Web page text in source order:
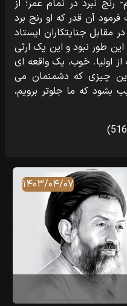
رنج نبرد در تمام عمر؛ از
آن قدر که او رنج برد
مقابل جنایتکاران ایستاد
طور نبود و این یک ارثی
اولیا. خوب، یک واقعه ‏ای
چیزی که دشمنمان می‏
بشود که ما جلوتر برویم،
۱۴۰۳/۰۴/۰۷